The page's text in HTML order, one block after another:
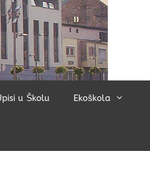
u Školu Ekoškola